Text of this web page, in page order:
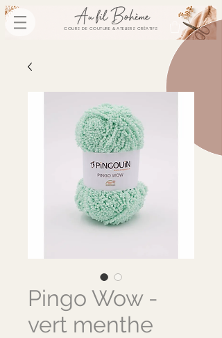
COURS DE COUTURE & ATELIERS CRÉATIFS
Pingo Wow -
vert menthe